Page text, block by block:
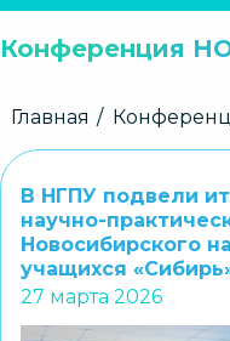
НАВИГАЦИЯ
Конференция
Строка
Главная
В НГПУ подвели
научно-
Новосибирского
учащихся
27 марта 2026